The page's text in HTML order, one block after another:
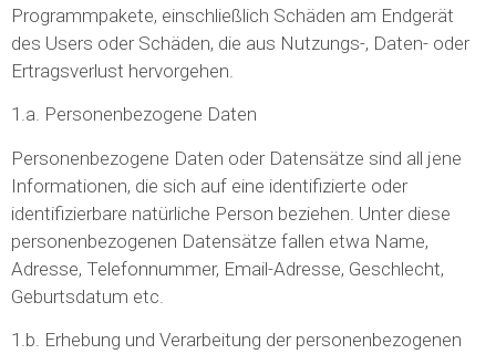
Programmpakete, einschließlich Schäden am Endgerät
des Users oder Schäden, die aus Nutzungs-, Daten- oder
Ertragsverlust hervorgehen.
1.a. Personenbezogene Daten
Personenbezogene Daten oder Datensätze sind all jene
Informationen, die sich auf eine identifizierte oder
identifizierbare natürliche Person beziehen. Unter diese
personenbezogenen Datensätze fallen etwa Name,
Adresse, Telefonnummer, Email-Adresse, Geschlecht,
Geburtsdatum etc.
1.b. Erhebung und Verarbeitung der personenbezogenen